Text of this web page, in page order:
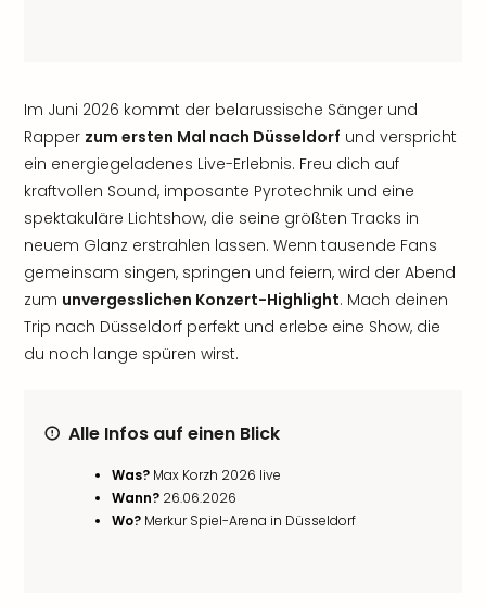
Im Juni 2026 kommt der belarussische Sänger und
Rapper zum ersten Mal nach Düsseldorf und verspricht
ein energiegeladenes Live-Erlebnis. Freu dich auf
kraftvollen Sound, imposante Pyrotechnik und eine
spektakuläre Lichtshow, die seine größten Tracks in
neuem Glanz erstrahlen lassen. Wenn tausende Fans
gemeinsam singen, springen und feiern, wird der Abend
zum unvergesslichen Konzert-Highlight. Mach deinen
Trip nach Düsseldorf perfekt und erlebe eine Show, die
du noch lange spüren wirst.
Alle Infos auf einen Blick
Was? Max Korzh 2026 live
Wann? 26.06.2026
Wo? Merkur Spiel-Arena in Düsseldorf